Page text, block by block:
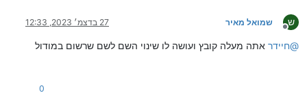
ש
מנותק
שמואל מאיר 27 בדצמ׳ 2023, 12:33
@חיידר אתה מעלה קובץ ועושה לו שינוי השם לשם שרשום במודול
0